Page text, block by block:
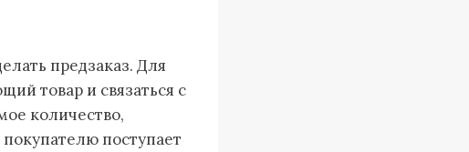
предзаказ. Для
товар и связаться с
количество,
поступает